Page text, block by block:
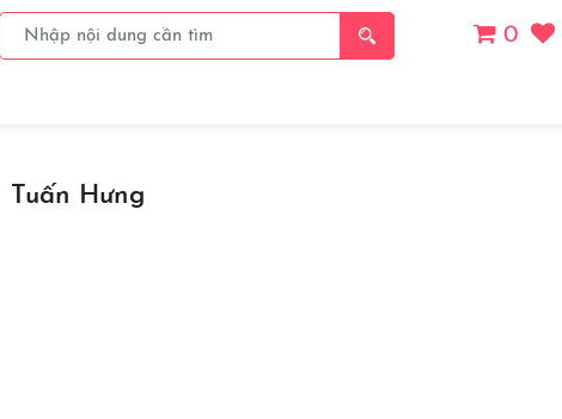
0
Tuấn Hưng